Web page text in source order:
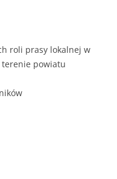
roli prasy lokalnej w
powiatu